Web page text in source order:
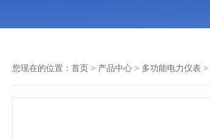
您现在的位置： 首页 > 产品中心 > 多功能电力仪表 >